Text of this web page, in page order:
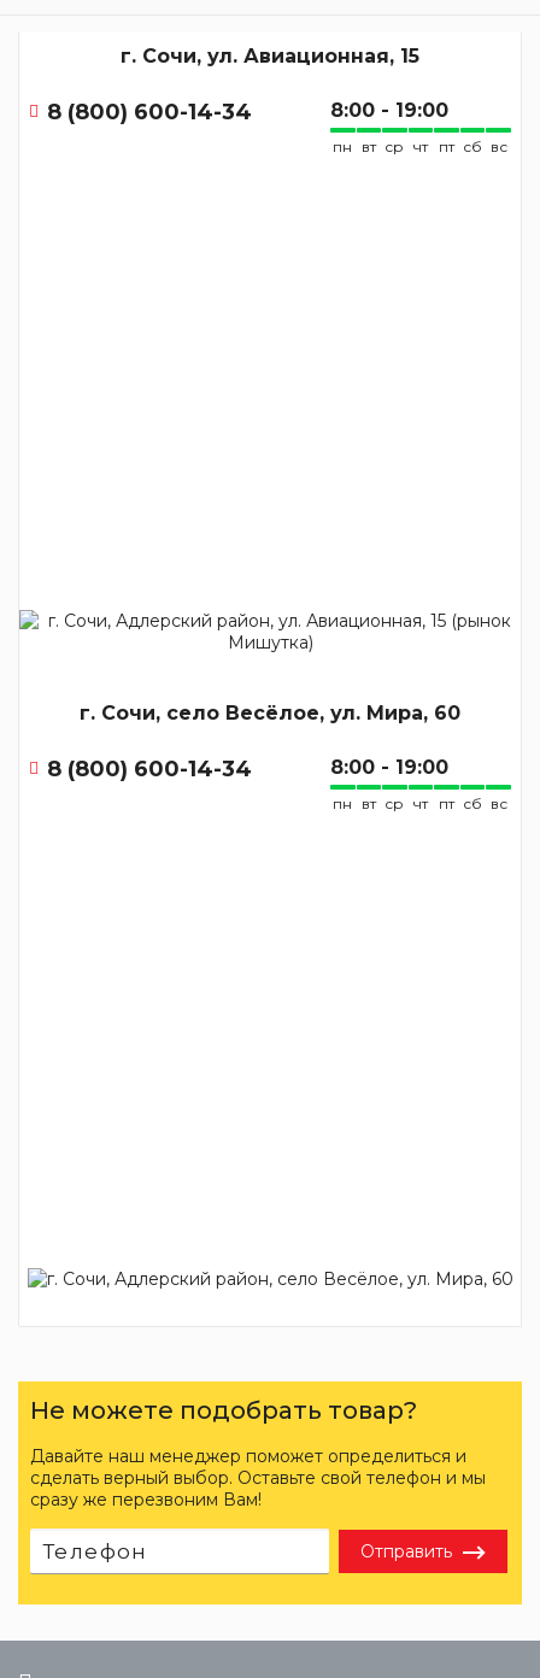
г. Сочи, ул. Авиационная, 15
8 (800) 600-14-34 8:00 - 19:00
пн вт ср чт пт сб вс
г. Сочи, село Весёлое, ул. Мира, 60
8 (800) 600-14-34 8:00 - 19:00
пн вт ср чт пт сб вс
Не можете подобрать товар?
Давайте наш менеджер поможет определиться и
сделать верный выбор. Оставьте свой телефон и мы
сразу же перезвоним Вам!
Отправить